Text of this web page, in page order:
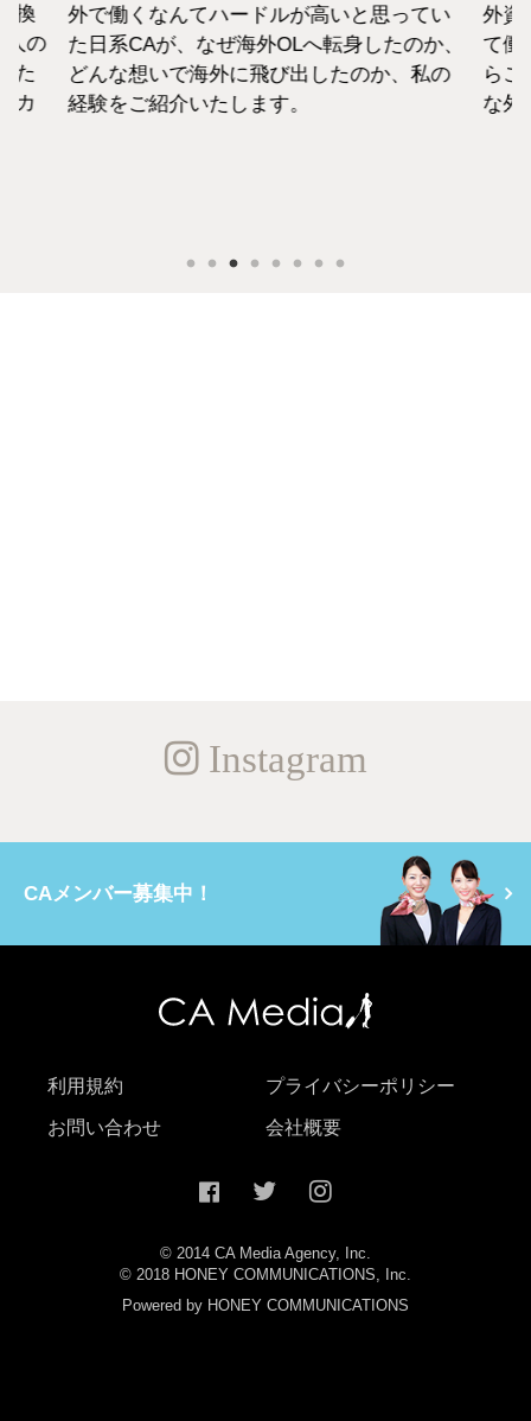
換
人の
た
カ
外で働くなんてハードルが高いと思ってい
た日系CAが、なぜ海外OLへ転身したのか、
どんな想いで海外に飛び出したのか、私の
経験をご紹介いたします。
外資
て働
らこ
な外
Instagram
CAメンバー募集中！
利用規約 プライバシーポリシー
お問い合わせ 会社概要
© 2014 CA Media Agency, Inc.
© 2018 HONEY COMMUNICATIONS, Inc.
Powered by HONEY COMMUNICATIONS